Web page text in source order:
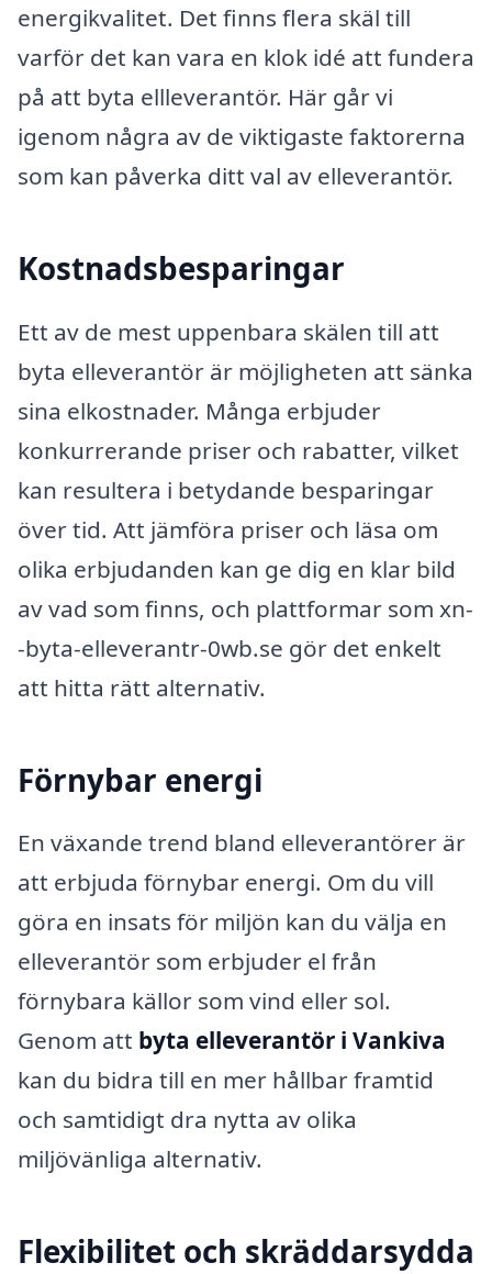
energikvalitet. Det finns flera skäl till
varför det kan vara en klok idé att fundera
på att byta ellleverantör. Här går vi
igenom några av de viktigaste faktorerna
som kan påverka ditt val av elleverantör.
Kostnadsbesparingar
Ett av de mest uppenbara skälen till att
byta elleverantör är möjligheten att sänka
sina elkostnader. Många erbjuder
konkurrerande priser och rabatter, vilket
kan resultera i betydande besparingar
över tid. Att jämföra priser och läsa om
olika erbjudanden kan ge dig en klar bild
av vad som finns, och plattformar som xn-
-byta-elleverantr-0wb.se gör det enkelt
att hitta rätt alternativ.
Förnybar energi
En växande trend bland elleverantörer är
att erbjuda förnybar energi. Om du vill
göra en insats för miljön kan du välja en
elleverantör som erbjuder el från
förnybara källor som vind eller sol.
Genom att byta elleverantör i Vankiva
kan du bidra till en mer hållbar framtid
och samtidigt dra nytta av olika
miljövänliga alternativ.
Flexibilitet och skräddarsydda